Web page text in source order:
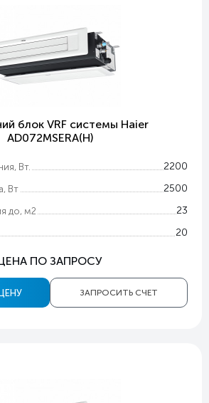
блок VRF системы Haier
AD072MSERA(H)
Вт. 2200
Вт 2500
до, м2 23
20
ПО ЗАПРОСУ
ЗАПРОСИТЬ СЧЕТ